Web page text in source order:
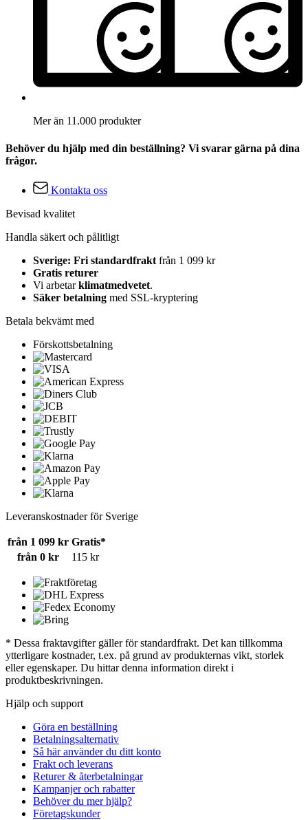
Mer än 11.000 produkter
Behöver du hjälp med din beställning? Vi svarar gärna på dina
frågor.
Kontakta oss
Bevisad kvalitet
Handla säkert och pålitligt
Sverige: Fri standardfrakt från 1 099 kr
Gratis returer
Vi arbetarklimatmedvetet.
Säker betalning med SSL-kryptering
Betala bekvämt med
Förskottsbetalning
Leveranskostnader för Sverige
från 1 099 kr Gratis*
från 0 kr
115 kr
* Dessa fraktavgifter gäller för standardfrakt. Det kan tillkomma
ytterligare kostnader, t.ex. på grund av produkternas vikt, storlek
eller egenskaper. Du hittar denna information direkt i
produktbeskrivningen.
Hjälp och support
Göra en beställning
Betalningsalternativ
Så här använder du ditt konto
Frakt och leverans
Returer & återbetalningar
Kampanjer och rabatter
Behöver du mer hjälp?
Företagskunder